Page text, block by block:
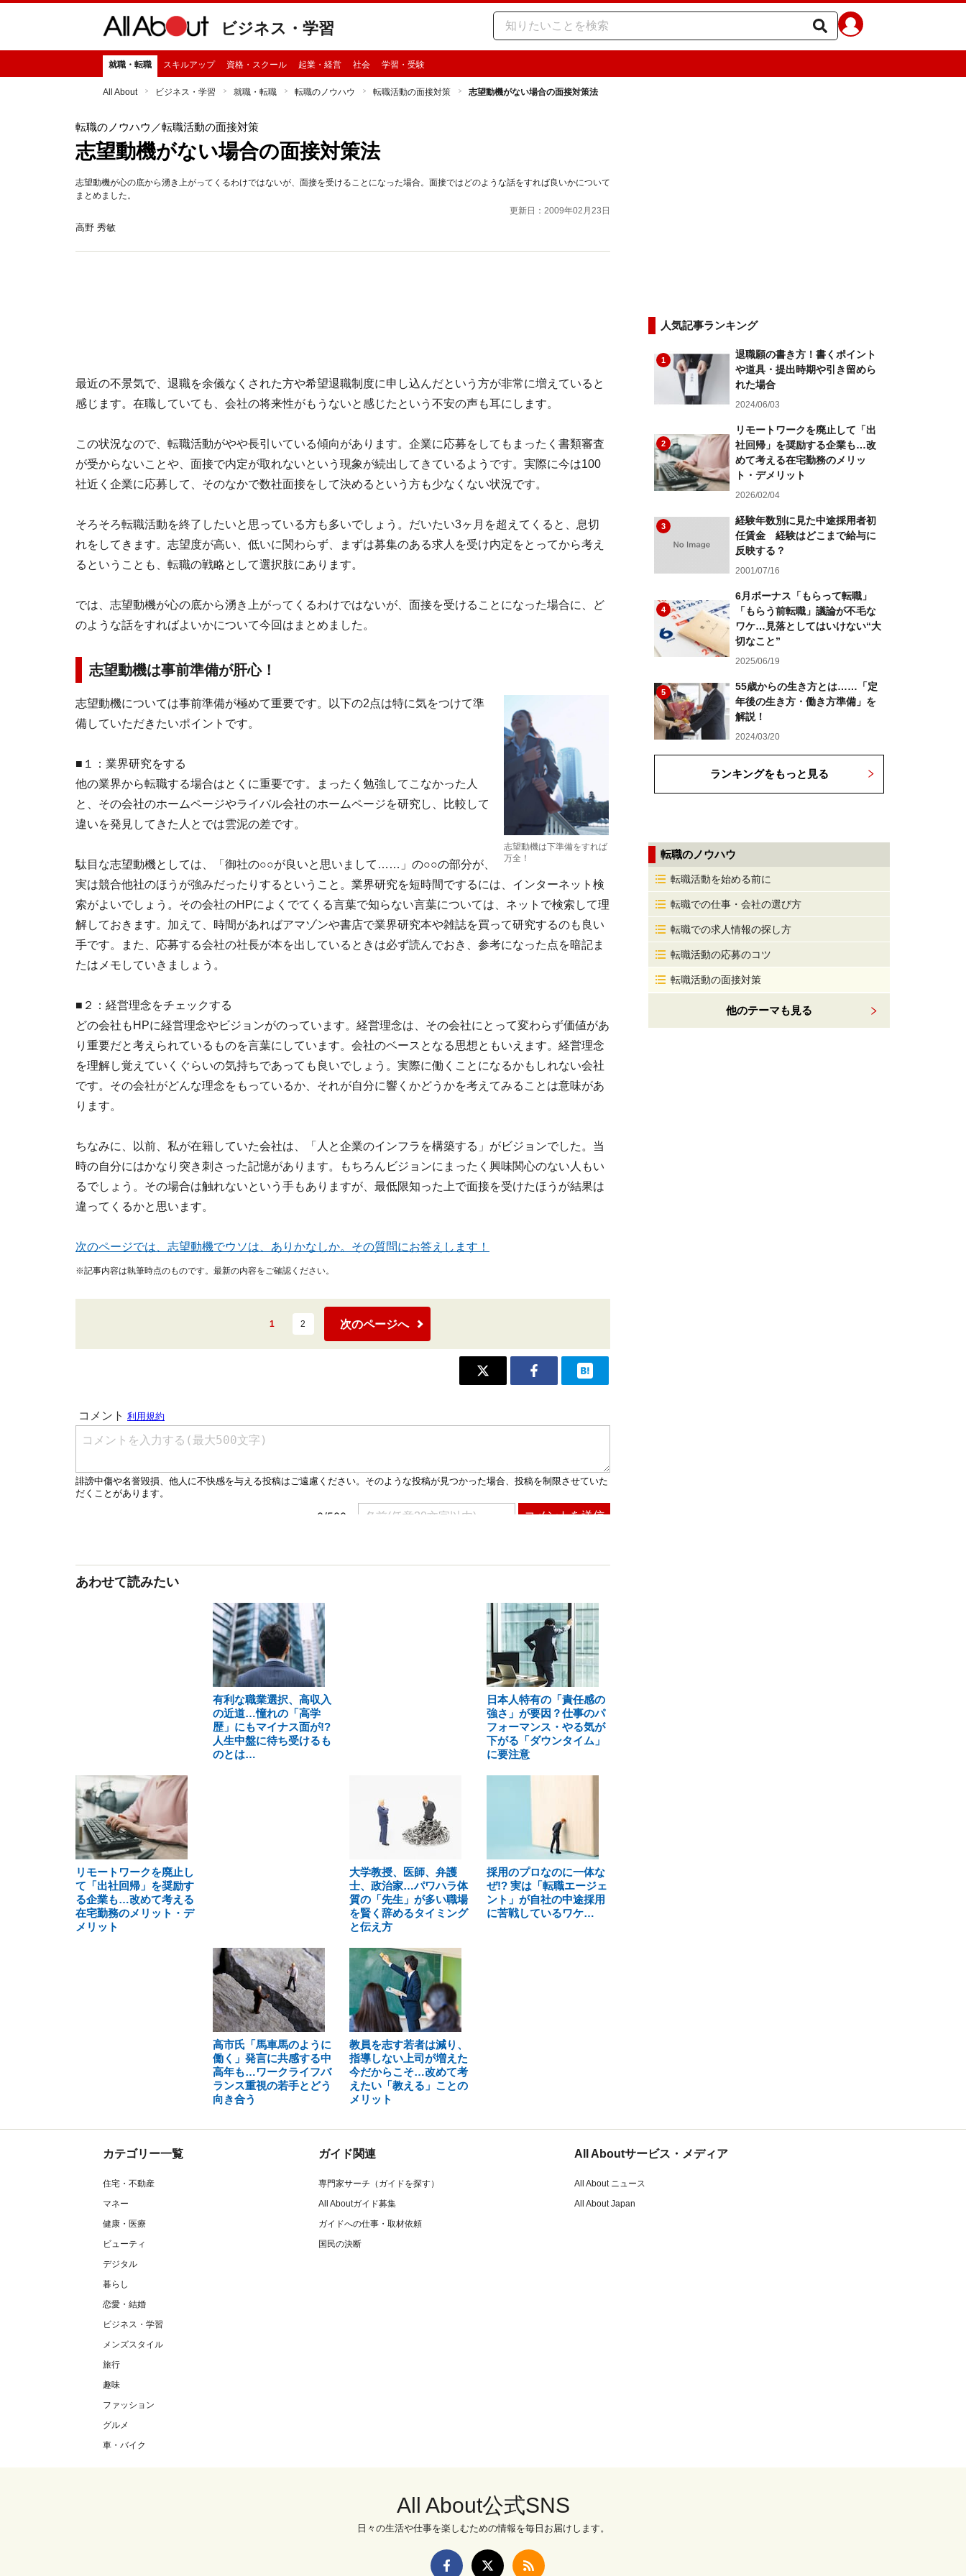
ビジネス・学習
就職・転職 スキルアップ 資格・スクール 起業・経営 社会 学習・受験
All About ビジネス・学習 就職・転職 転職のノウハウ 転職活動の面接対策 志望動機がない場合の面接対策法
転職のノウハウ ／転職活動の面接対策
志望動機がない場合の面接対策法
志望動機が心の底から湧き上がってくるわけではないが、面接を受けることになった場合。面接ではどのような話をすれば良いかについて
まとめました。
更新日：2009年02月23日
高野 秀敏
最近の不景気で、退職を余儀なくされた方や希望退職制度に申し込んだという方が非常に増えていると
感じます。在職していても、会社の将来性がもうないと感じたという不安の声も耳にします。
この状況なので、転職活動がやや長引いている傾向があります。企業に応募をしてもまったく書類審査
が受からないことや、面接で内定が取れないという現象が続出してきているようです。実際に今は100
社近く企業に応募して、そのなかで数社面接をして決めるという方も少なくない状況です。
そろそろ転職活動を終了したいと思っている方も多いでしょう。だいたい3ヶ月を超えてくると、息切
れをしてきます。志望度が高い、低いに関わらず、まずは募集のある求人を受け内定をとってから考え
るということも、転職の戦略として選択肢にあります。
では、志望動機が心の底から湧き上がってくるわけではないが、面接を受けることになった場合に、ど
のような話をすればよいかについて今回はまとめました。
志望動機は事前準備が肝心！
志望動機は下準備をすれば
万全！
志望動機については事前準備が極めて重要です。以下の2点は特に気をつけて準
備していただきたいポイントです。
■１：業界研究をする
他の業界から転職する場合はとくに重要です。まったく勉強してこなかった人
と、その会社のホームページやライバル会社のホームページを研究し、比較して
違いを発見してきた人とでは雲泥の差です。
駄目な志望動機としては、「御社の○○が良いと思いまして……」の○○の部分が、
実は競合他社のほうが強みだったりするということ。業界研究を短時間でするには、インターネット検
索がよいでしょう。その会社のHPによくでてくる言葉で知らない言葉については、ネットで検索して理
解しておきます。加えて、時間があればアマゾンや書店で業界研究本や雑誌を買って研究するのも良い
手です。また、応募する会社の社長が本を出しているときは必ず読んでおき、参考になった点を暗記ま
たはメモしていきましょう。
■２：経営理念をチェックする
どの会社もHPに経営理念やビジョンがのっています。経営理念は、その会社にとって変わらず価値があ
り重要だと考えられているものを言葉にしています。会社のベースとなる思想ともいえます。経営理念
を理解し覚えていくぐらいの気持ちであっても良いでしょう。実際に働くことになるかもしれない会社
です。その会社がどんな理念をもっているか、それが自分に響くかどうかを考えてみることは意味があ
ります。
ちなみに、以前、私が在籍していた会社は、「人と企業のインフラを構築する」がビジョンでした。当
時の自分にはかなり突き刺さった記憶があります。もちろんビジョンにまったく興味関心のない人もい
るでしょう。その場合は触れないという手もありますが、最低限知った上で面接を受けたほうが結果は
違ってくるかと思います。
次のページでは、志望動機でウソは、ありかなしか。その質問にお答えします！
※記事内容は執筆時点のものです。最新の内容をご確認ください。
1 2 次のページへ
あわせて読みたい
有利な職業選択、高収入
の近道…憧れの「高学
歴」にもマイナス面が!?
人生中盤に待ち受けるも
のとは…
日本人特有の「責任感の
強さ」が要因？仕事のパ
フォーマンス・やる気が
下がる「ダウンタイム」
に要注意
リモートワークを廃止し
て「出社回帰」を奨励す
る企業も…改めて考える
在宅勤務のメリット・デ
メリット
大学教授、医師、弁護
士、政治家…パワハラ体
質の「先生」が多い職場
を賢く辞めるタイミング
と伝え方
採用のプロなのに一体な
ぜ!? 実は「転職エージェ
ント」が自社の中途採用
に苦戦しているワケ…
高市氏「馬車馬のように
働く」発言に共感する中
高年も…ワークライフバ
ランス重視の若手とどう
向き合う
教員を志す若者は減り、
指導しない上司が増えた
今だからこそ…改めて考
えたい「教える」ことの
メリット
人気記事ランキング
1
退職願の書き方！書くポイント
や道具・提出時期や引き留めら
れた場合
2024/06/03
2
リモートワークを廃止して「出
社回帰」を奨励する企業も…改
めて考える在宅勤務のメリッ
ト・デメリット
2026/02/04
3
経験年数別に見た中途採用者初
任賃金 経験はどこまで給与に
反映する？
2001/07/16
4
6月ボーナス「もらって転職」
「もらう前転職」議論が不毛な
ワケ…見落としてはいけない“大
切なこと”
2025/06/19
5
55歳からの生き方とは……「定
年後の生き方・働き方準備」を
解説！
2024/03/20
ランキングをもっと見る
転職のノウハウ
転職活動を始める前に
転職での仕事・会社の選び方
転職での求人情報の探し方
転職活動の応募のコツ
転職活動の面接対策
他のテーマも見る
カテゴリー一覧
住宅・不動産
マネー
健康・医療
ビューティ
デジタル
暮らし
恋愛・結婚
ビジネス・学習
メンズスタイル
旅行
趣味
ファッション
グルメ
車・バイク
ガイド関連
専門家サーチ（ガイドを探す）
All Aboutガイド募集
ガイドへの仕事・取材依頼
国民の決断
All Aboutサービス・メディア
All About ニュース
All About Japan
All About公式SNS
日々の生活や仕事を楽しむための情報を毎日お届けします。